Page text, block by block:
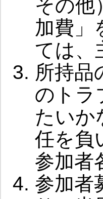
その他
加費」
ては、
所持品
のトラ
たいか
任を負
参加者
参加者